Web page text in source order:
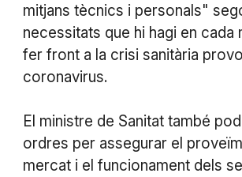
mitjans tècnics i personals"
necessitats que hi hagi en cada
fer front a la crisi sanitària
coronavirus.
El ministre de Sanitat també
ordres per assegurar el
mercat i el funcionament dels